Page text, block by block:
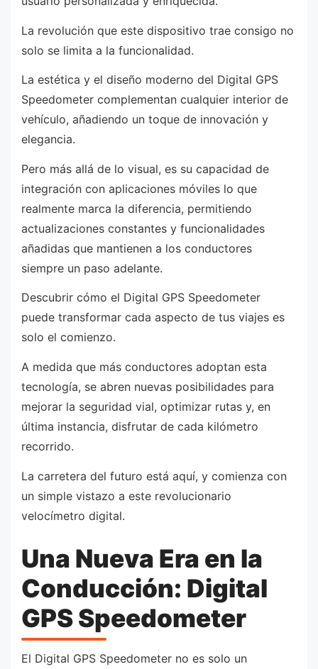
La revolución que este dispositivo trae consigo no
solo se limita a la funcionalidad.
La estética y el diseño moderno del Digital GPS
Speedometer complementan cualquier interior de
vehículo, añadiendo un toque de innovación y
elegancia.
Pero más allá de lo visual, es su capacidad de
integración con aplicaciones móviles lo que
realmente marca la diferencia, permitiendo
actualizaciones constantes y funcionalidades
añadidas que mantienen a los conductores
siempre un paso adelante.
Descubrir cómo el Digital GPS Speedometer
puede transformar cada aspecto de tus viajes es
solo el comienzo.
A medida que más conductores adoptan esta
tecnología, se abren nuevas posibilidades para
mejorar la seguridad vial, optimizar rutas y, en
última instancia, disfrutar de cada kilómetro
recorrido.
La carretera del futuro está aquí, y comienza con
un simple vistazo a este revolucionario
velocímetro digital.
Una Nueva Era en la
Conducción: Digital
GPS Speedometer
El Digital GPS Speedometer no es solo un